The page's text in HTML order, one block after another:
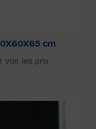
cm
voir les prix